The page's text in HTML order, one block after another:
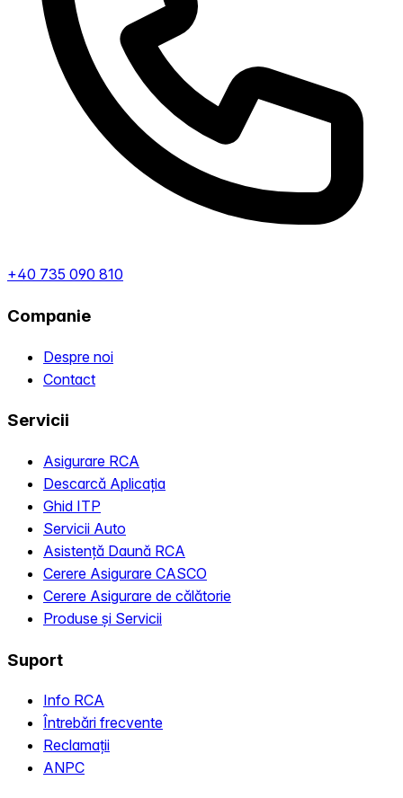
+40 735 090 810
Companie
Despre noi
Contact
Servicii
Asigurare RCA
Descarcă Aplicația
Ghid ITP
Servicii Auto
Asistență Daună RCA
Cerere Asigurare CASCO
Cerere Asigurare de călătorie
Produse și Servicii
Suport
Info RCA
Întrebări frecvente
Reclamații
ANPC